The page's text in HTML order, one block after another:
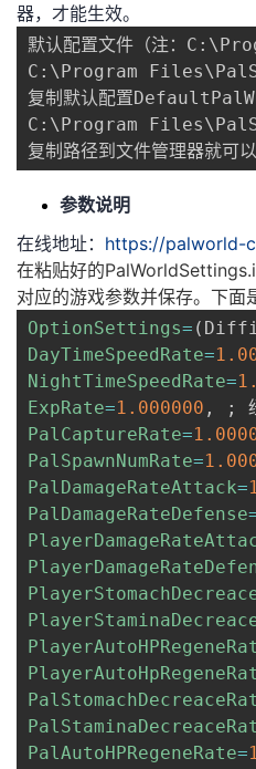
器，才能生效。
默认配置文件（注：C: \
C: \Program Files\
复制默认配置
C: \Program Files\
复制路径到文件管理器就可
参数说明
在线地址： https://palworld-
在粘贴好的
对应的游戏参数并保存。下面
OptionSettings= (
DayTimeSpeedRate=
NightTimeSpeedRate=
ExpRate=1.000000 , ;
PalCaptureRate=
PalSpawnNumRate=
PalDamageRateAttack=
PalDamageRateDefense
PalAutoHPRegeneRate=